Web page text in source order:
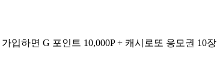
입하면 G 포인트 10,000P + 캐시로또 응모권 10장